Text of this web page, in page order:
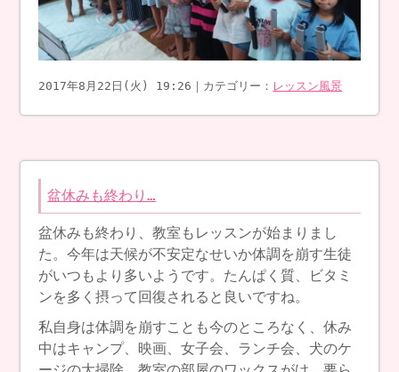
2017年8月22日(火) 19:26｜カテゴリー： レッスン風景
盆休みも終わり…
盆休みも終わり、教室もレッスンが始まりまし
た。今年は天候が不安定なせいか体調を崩す生徒
がいつもより多いようです。たんぱく質、ビタミ
ンを多く摂って回復されると良いですね。
私自身は体調を崩すことも今のところなく、休み
中はキャンプ、映画、女子会、ランチ会、犬のケ